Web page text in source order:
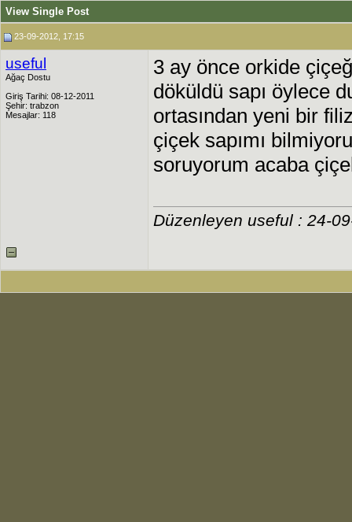
View Single Post
23-09-2012, 17:15
useful
Ağaç Dostu
Giriş Tarihi: 08-12-2011
Şehir: trabzon
Mesajlar: 118
3 ay önce orkide
döküldü sapı öylece
ortasından yeni bir
çiçek sapımı
soruyorum acaba
Düzenleyen useful : 24-